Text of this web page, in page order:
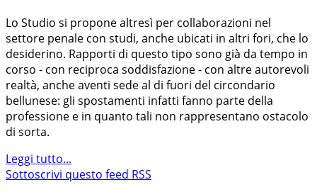
Lo Studio si propone altresì per collaborazioni nel
settore penale con studi, anche ubicati in altri fori, che lo
desiderino. Rapporti di questo tipo sono già da tempo in
corso - con reciproca soddisfazione - con altre autorevoli
realtà, anche aventi sede al di fuori del circondario
bellunese: gli spostamenti infatti fanno parte della
professione e in quanto tali non rappresentano ostacolo
di sorta.
Leggi tutto...
Sottoscrivi questo feed RSS